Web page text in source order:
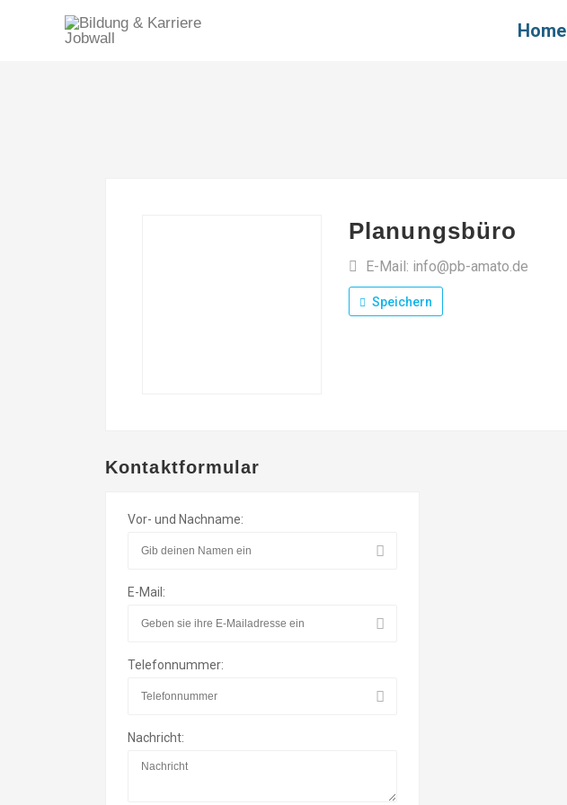
Home
Planungsbüro
E-Mail: info@pb-amato.de
Speichern
Kontaktformular
Vor- und Nachname:
E-Mail:
Telefonnummer:
Nachricht: